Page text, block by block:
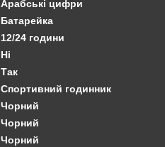
Арабські цифри
Батарейка
12/24 години
Ні
Так
Спортивний годинник
Чорний
Чорний
Чорний